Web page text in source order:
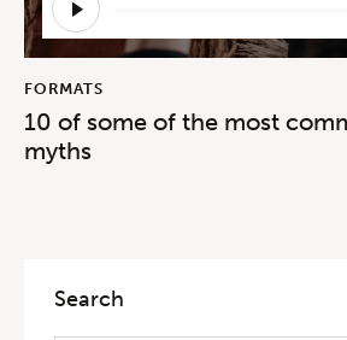
de
áudio
FORMATS
10 of some of the most
myths
Search